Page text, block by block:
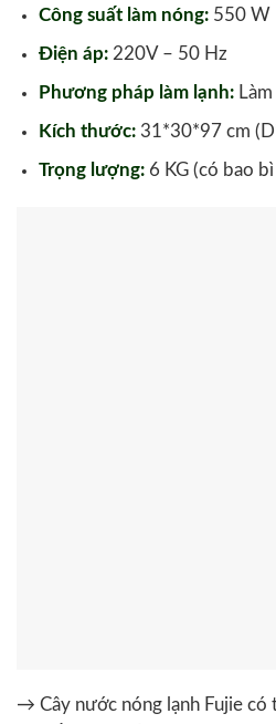
Công suất làm nóng:550 W
Điện áp:220V – 50 Hz
Phương pháp làm lạnh:Làm
Kích thước:31*30*97 cm
Trọng lượng:6 KG (có bao bì
→ Cây nước nóng lạnh Fujie có